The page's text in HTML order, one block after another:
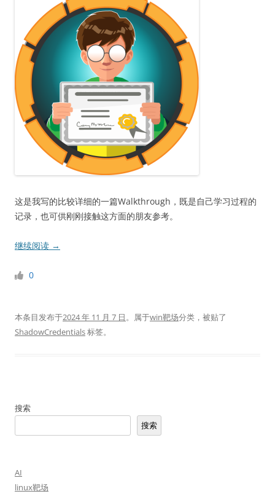
这是我写的比较详细的一篇Walkthrough，既是自己学习过程的
记录，也可供刚刚接触这方面的朋友参考。
继续阅读 →
0
本条目发布于2024 年 11 月 7 日。属于win靶场分类，被贴了
ShadowCredentials标签。
搜索
搜索
AI
linux靶场